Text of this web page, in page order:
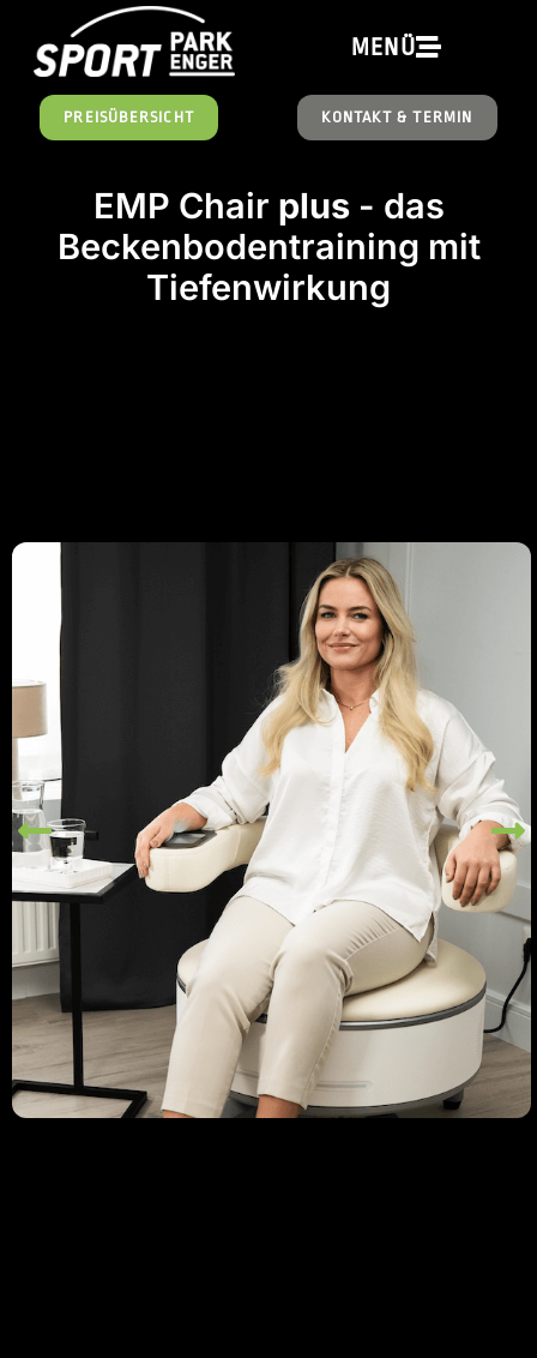
springen
MENÜ
PREISÜBERSICHT KONTAKT & TERMIN
EMP Chair plus - das
Beckenbodentraining mit
Tiefenwirkung